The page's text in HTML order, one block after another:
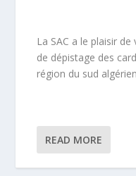
La SAC a le plaisir
de dépistage des
région du sud
READ MORE